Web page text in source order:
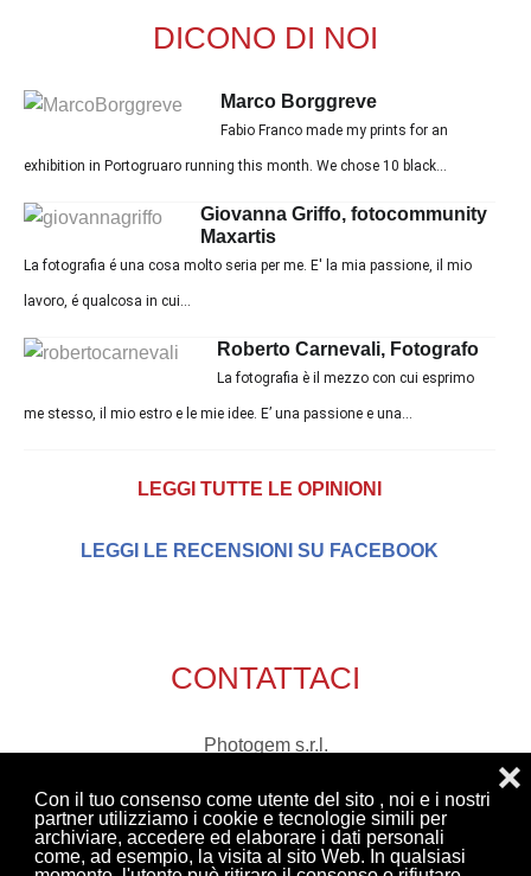
Con il tuo consenso come utente del sito , noi e i nostri
partner utilizziamo i cookie e tecnologie simili per
archiviare, accedere ed elaborare i dati personali
come, ad esempio, la visita al sito Web. In qualsiasi
❌
DICONO DI NOI
Marco Borggreve
Fabio Franco made my prints for an
exhibition in Portogruaro running this month. We chose 10 black...
Giovanna Griffo, fotocommunity
Maxartis
La fotografia é una cosa molto seria per me. E' la mia passione, il mio
lavoro, é qualcosa in cui...
Roberto Carnevali, Fotografo
La fotografia è il mezzo con cui esprimo
me stesso, il mio estro e le mie idee. E’ una passione e una...
LEGGI TUTTE LE OPINIONI
LEGGI LE RECENSIONI SU FACEBOOK
CONTATTACI
Photogem s.r.l.
47863 Novafeltria (Rn)
tel. 0541 921408
Email:richieste@photogem.it